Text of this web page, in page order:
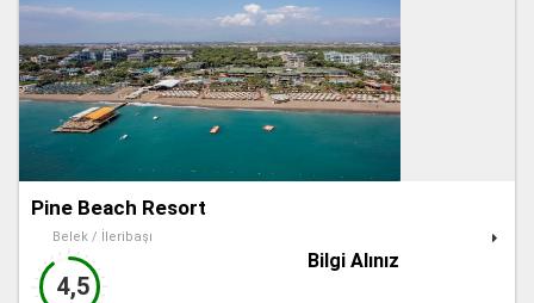
Pine Beach Resort
Belek / İleribaşı
4,5
Bilgi Alınız